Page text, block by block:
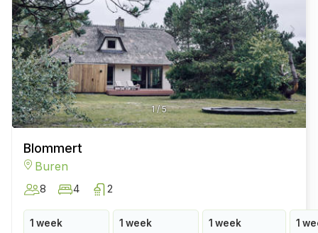
1/5
Blommert
Buren
8 4 2
1 week 1 week 1 week 1